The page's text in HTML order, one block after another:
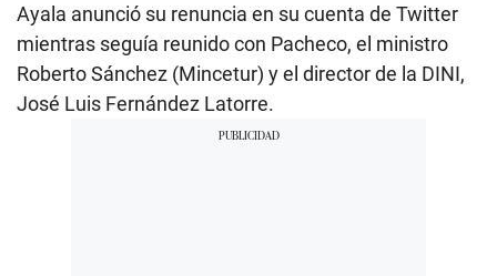
Ayala anunció su renuncia en su cuenta de Twitter
mientras seguía reunido con Pacheco, el ministro
Roberto Sánchez (Mincetur) y el director de la DINI,
José Luis Fernández Latorre.